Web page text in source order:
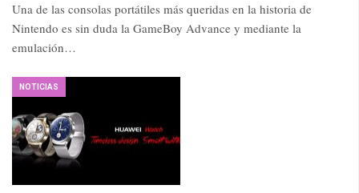
Una de las consolas portátiles más queridas en la historia de
Nintendo es sin duda la GameBoy Advance y mediante la
emulación…
NOTICIAS